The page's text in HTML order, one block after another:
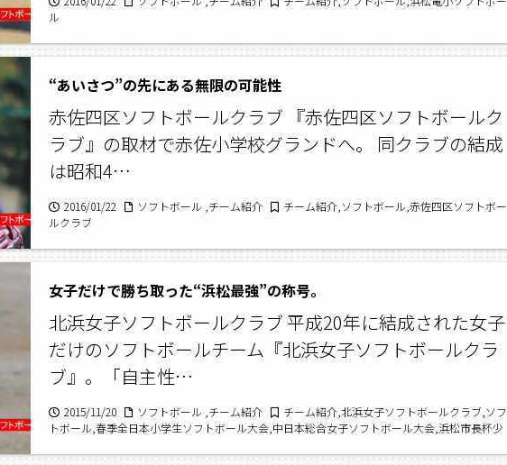
ル
“あいさつ”の先にある無限の可能性
赤佐四区ソフトボールクラブ 『赤佐四区ソフトボールク
ラブ』の取材で赤佐小学校グランドへ。 同クラブの結成
は昭和4…
2016/01/22 ソフトボール ,チーム紹介
チーム紹介,ソフトボール,赤佐四区ソフトボー
ルクラブ
女子だけで勝ち取った“浜松最強”の称号。
北浜女子ソフトボールクラブ 平成20年に結成された女子
だけのソフトボールチーム『北浜女子ソフトボールクラ
ブ』。「自主性…
2015/11/20 ソフトボール ,チーム紹介
チーム紹介,北浜女子ソフトボールクラブ,ソフ
トボール,春季全日本小学生ソフトボール大会,中日本総合女子ソフトボール大会,浜松市長杯少